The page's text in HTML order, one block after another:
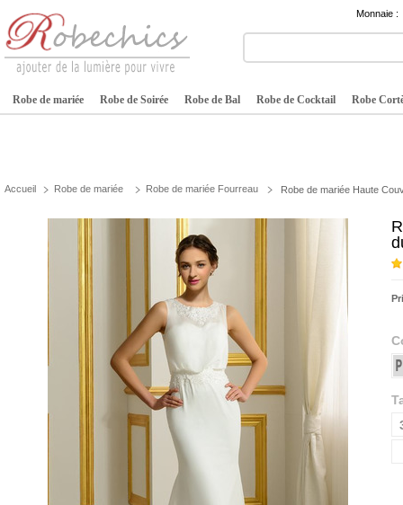
Monnaie :
Robe de mariée Robe de Soirée Robe de Bal Robe de Cocktail Robe
Accueil Robe de mariée Robe de mariée Fourreau Robe de mariée Haute